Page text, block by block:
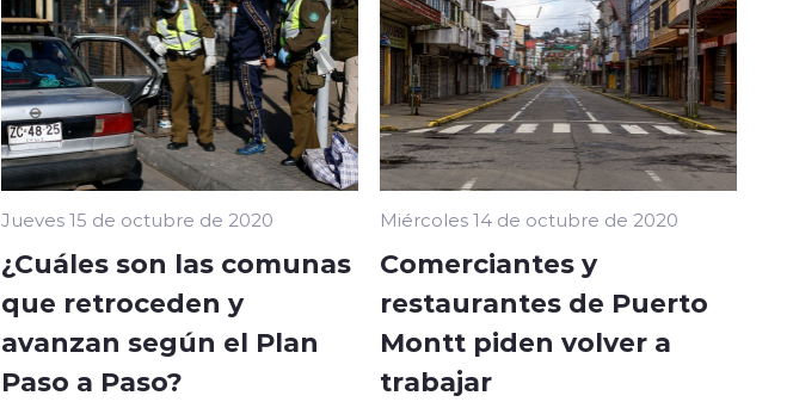
Jueves 15 de octubre de 2020
¿Cuáles son las comunas
que retroceden y
avanzan según el Plan
Paso a Paso?
Miércoles 14 de octubre de 2020
Comerciantes y
restaurantes de Puerto
Montt piden volver a
trabajar